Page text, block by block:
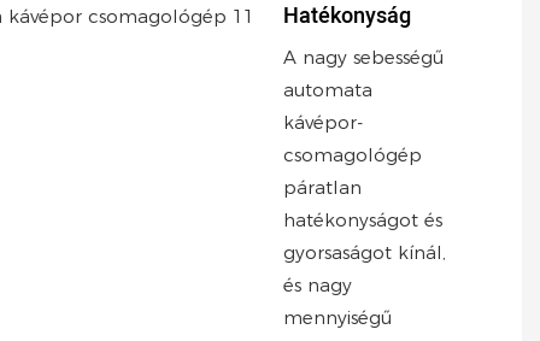
Hatékonyság
A nagy sebességű
automata
kávépor-
csomagológép
páratlan
hatékonyságot és
gyorsaságot kínál,
és nagy
mennyiségű